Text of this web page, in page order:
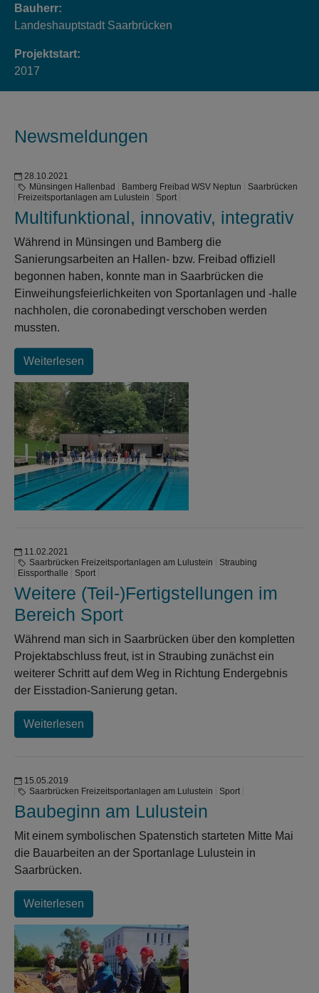
Bauherr:
Landeshauptstadt Saarbrücken
Projektstart:
2017
Newsmeldungen
28.10.2021
Münsingen Hallenbad
Bamberg Freibad WSV Neptun
Saarbrücken
Freizeitsportanlagen am Lulustein
Sport
Multifunktional, innovativ, integrativ
Während in Münsingen und Bamberg die
Sanierungsarbeiten an Hallen- bzw. Freibad offiziell
begonnen haben, konnte man in Saarbrücken die
Einweihungsfeierlichkeiten von Sportanlagen und -halle
nachholen, die coronabedingt verschoben werden
mussten.
Weiterlesen
11.02.2021
Saarbrücken Freizeitsportanlagen am Lulustein
Straubing
Eissporthalle
Sport
Weitere (Teil-)Fertigstellungen im
Bereich Sport
Während man sich in Saarbrücken über den kompletten
Projektabschluss freut, ist in Straubing zunächst ein
weiterer Schritt auf dem Weg in Richtung Endergebnis
der Eisstadion-Sanierung getan.
Weiterlesen
15.05.2019
Saarbrücken Freizeitsportanlagen am Lulustein
Sport
Baubeginn am Lulustein
Mit einem symbolischen Spatenstich starteten Mitte Mai
die Bauarbeiten an der Sportanlage Lulustein in
Saarbrücken.
Weiterlesen